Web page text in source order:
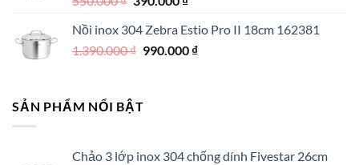
là:
550.000 ₫.
tại
là:
Nồi inox 304 Zebra Estio Pro II 18cm 162381
1.390.000₫ Giá
1.390.000 ₫.
990.000 ₫Giá
SẢN PHẨM NỔI BẬT
Chảo 3 lớp inox 304 chống dính Fivestar 26cm